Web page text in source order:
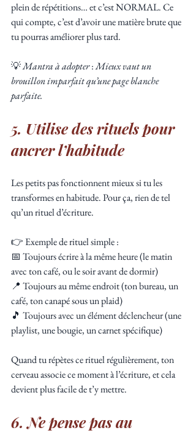
plein de répétitions… et c’est NORMAL. Ce
qui compte, c’est d’avoir une matière brute que
tu pourras améliorer plus tard.
💡 Mantra à adopter : Mieux vaut un
brouillon imparfait qu’une page blanche
parfaite.
5. Utilise des rituels pour
ancrer l’habitude
Les petits pas fonctionnent mieux si tu les
transformes en habitude. Pour ça, rien de tel
qu’un rituel d’écriture.
👉 Exemple de rituel simple :
📅 Toujours écrire à la même heure (le matin
avec ton café, ou le soir avant de dormir)
📍 Toujours au même endroit (ton bureau, un
café, ton canapé sous un plaid)
🎵 Toujours avec un élément déclencheur (une
playlist, une bougie, un carnet spécifique)
Quand tu répètes ce rituel régulièrement, ton
cerveau associe ce moment à l’écriture, et cela
devient plus facile de t’y mettre.
6. Ne pense pas au